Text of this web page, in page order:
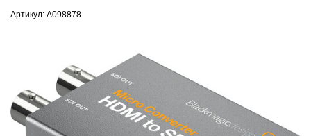
Артикул: A098878